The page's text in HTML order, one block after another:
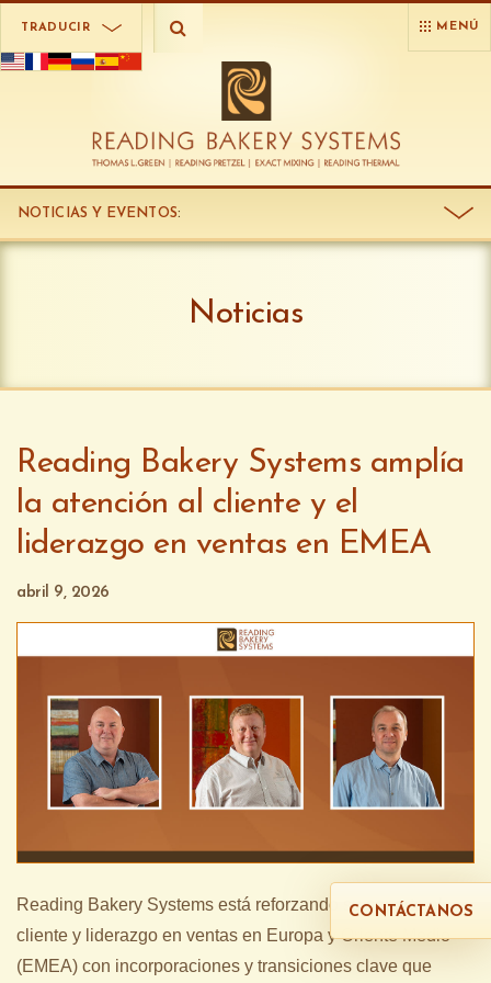
TRADUCIR MENÚ
NOTICIAS Y EVENTOS:
Noticias
Reading Bakery Systems amplía
la atención al cliente y el
liderazgo en ventas en EMEA
abril 9, 2026
Reading Bakery Systems está reforzando su soporte al
cliente y liderazgo en ventas en Europa y Oriente Medio
(EMEA) con incorporaciones y transiciones clave que
CONTÁCTANOS